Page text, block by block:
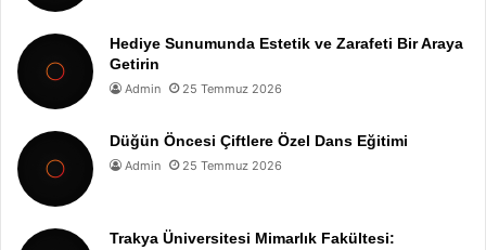
Hediye Sunumunda Estetik ve Zarafeti Bir Araya
Getirin
Admin 25 Temmuz 2026
Düğün Öncesi Çiftlere Özel Dans Eğitimi
Admin 25 Temmuz 2026
Trakya Üniversitesi Mimarlık Fakültesi: